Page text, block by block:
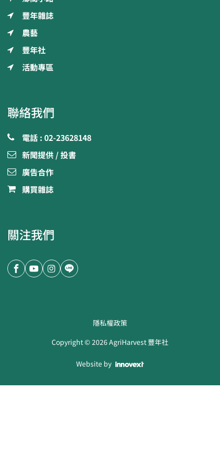
豐年雜誌
農藝
豐年社
活動專區
聯絡我們
電話 : 02-23628148
新聞提供 / 投書
廣告合作
購買雜誌
關注我們
隱私權政策
Copyright ©2026AgriHarvest 豐年社
Website by